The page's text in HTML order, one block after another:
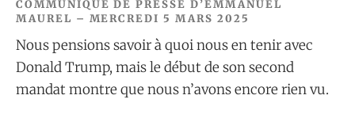
COMMUNIQUE DE PRESSE D’EMMANUEL
MAUREL – MERCREDI 5 MARS 2025
Nous pensions savoir à quoi nous en tenir avec
Donald Trump, mais le début de son second
mandat montre que nous n’avons encore rien vu.